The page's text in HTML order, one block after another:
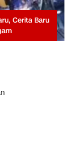
Cerita Baru